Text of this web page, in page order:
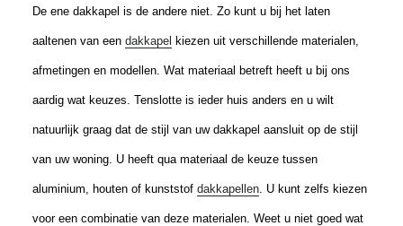
De ene dakkapel is de andere niet. Zo kunt u bij het laten
aaltenen van een dakkapel kiezen uit verschillende materialen,
afmetingen en modellen. Wat materiaal betreft heeft u bij ons
aardig wat keuzes. Tenslotte is ieder huis anders en u wilt
natuurlijk graag dat de stijl van uw dakkapel aansluit op de stijl
van uw woning. U heeft qua materiaal de keuze tussen
aluminium, houten of kunststof dakkapellen. U kunt zelfs kiezen
voor een combinatie van deze materialen. Weet u niet goed wat